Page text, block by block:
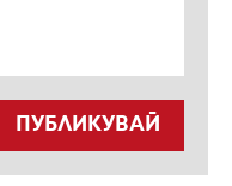
ПУБЛИКУВАЙ